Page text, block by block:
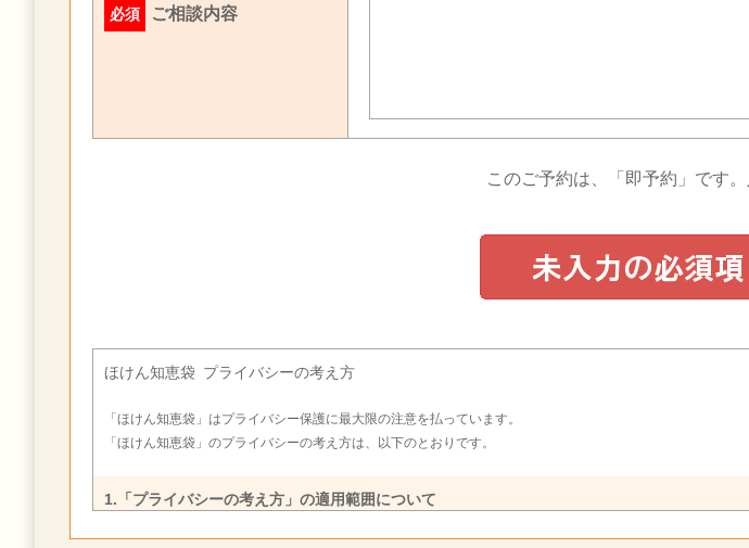
必須 ご相談内容
このご予約は、「即予約」です。
ほけん知恵袋 プライバシーの考え方
「ほけん知恵袋」はプライバシー保護に最大限の注意を払っています。
「ほけん知恵袋」のプライバシーの考え方は、以下のとおりです。
1.「プライバシーの考え方」の適用範囲について